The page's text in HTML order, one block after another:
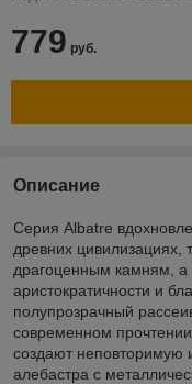
779 руб.
Описание
Серия Albatre
древних цивилизациях,
драгоценным камням, а
аристократичности и
полупрозрачный
современном
создают неповторимую
алебастра с